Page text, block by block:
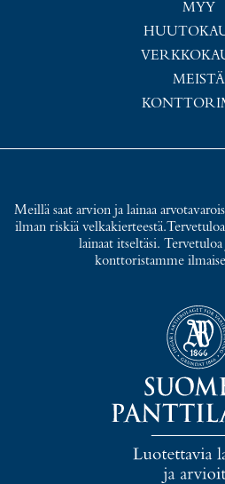
MYY
MEISTÄ
Meillä saat arvion ja lainaa
ilman riskiä velkakierteestä.
lainaat itseltäsi.
konttoristamme